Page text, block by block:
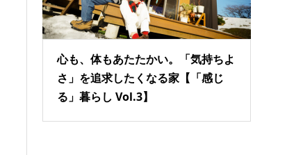
心も、体もあたたかい。「気持ちよ
さ」を追求したくなる家【「感じ
る」暮らし Vol.3】